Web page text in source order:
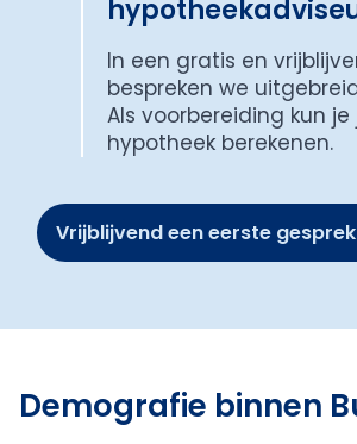
In een gratis en
bespreken we
Als voorbereiding kun
hypotheek berekenen.
Vrijblijvend een eerste
Demografie binnen